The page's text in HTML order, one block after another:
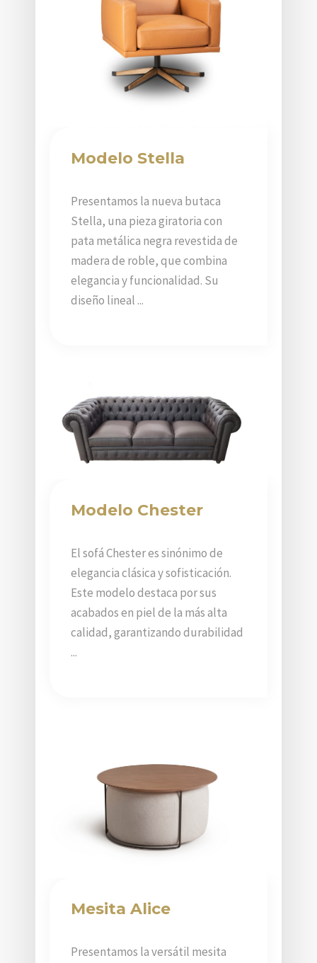
Modelo Stella
Presentamos la nueva butaca
Stella, una pieza giratoria con
pata metálica negra revestida de
madera de roble, que combina
elegancia y funcionalidad. Su
diseño lineal ...
Modelo Chester
El sofá Chester es sinónimo de
elegancia clásica y sofisticación.
Este modelo destaca por sus
acabados en piel de la más alta
calidad, garantizando durabilidad
...
Mesita Alice
Presentamos la versátil mesita